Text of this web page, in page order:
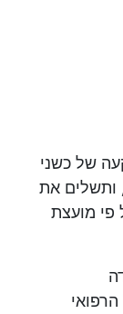
של כשני
תשתפס שטח של 756 מ"ר, ותשלים את
פי מועצת